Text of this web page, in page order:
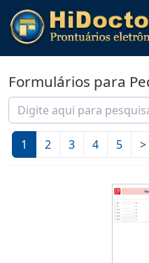
Formulários para
1 2 3 4 5 >